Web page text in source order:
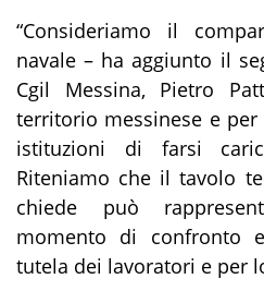
“Consideriamo il
navale – ha aggiunto il
Cgil Messina, Pietro
territorio messinese e
istituzioni di farsi
Riteniamo che il tavolo
chiede può
momento di confronto
tutela dei lavoratori e per